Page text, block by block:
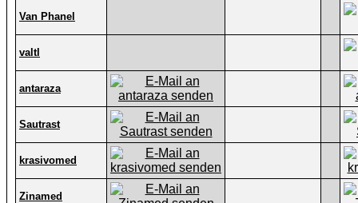
Van Phanel
valtl
antaraza
Sautrast
krasivomed
Zinamed